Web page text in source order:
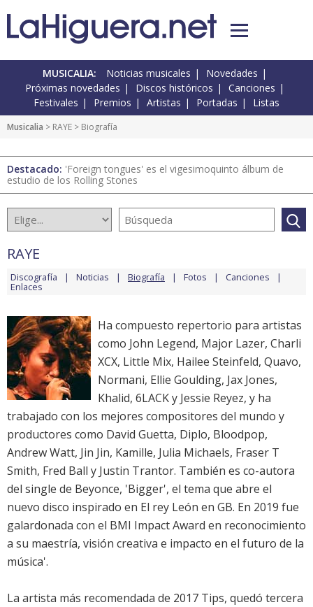
MUSICALIA: Noticias musicales
Novedades
Próximas novedades
Discos históricos
Canciones
Festivales
Premios Artistas Portadas Listas
Musicalia > RAYE > Biografía
Destacado: 'Foreign tongues' es el vigesimoquinto álbum de
estudio de los Rolling Stones
RAYE
Discografía Noticias Biografía Fotos Canciones
Enlaces
Ha compuesto repertorio para artistas
como John Legend, Major Lazer, Charli
XCX, Little Mix, Hailee Steinfeld, Quavo,
Normani, Ellie Goulding, Jax Jones,
Khalid, 6LACK y Jessie Reyez, y ha
trabajado con los mejores compositores del mundo y
productores como David Guetta, Diplo, Bloodpop,
Andrew Watt, Jin Jin, Kamille, Julia Michaels, Fraser T
Smith, Fred Ball y Justin Trantor. También es co-autora
del single de Beyonce, 'Bigger', el tema que abre el
nuevo disco inspirado en El rey León en GB. En 2019 fue
galardonada con el BMI Impact Award en reconocimiento
a su maestría, visión creativa e impacto en el futuro de la
música'.
La artista más recomendada de 2017 Tips, quedó tercera